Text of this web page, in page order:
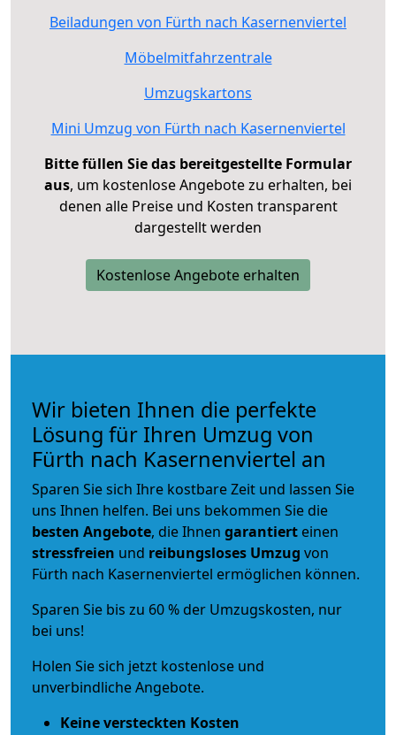
Beiladungen von Fürth nach Kasernenviertel
Möbelmitfahrzentrale
Umzugskartons
Mini Umzug von Fürth nach Kasernenviertel
Bitte füllen Sie das bereitgestellte Formular
aus, um kostenlose Angebote zu erhalten, bei
denen alle Preise und Kosten transparent
dargestellt werden
Kostenlose Angebote erhalten
Wir bieten Ihnen die perfekte
Lösung für Ihren Umzug von
Fürth nach Kasernenviertel an
Sparen Sie sich Ihre kostbare Zeit und lassen Sie
uns Ihnen helfen. Bei uns bekommen Sie die
besten Angebote, die Ihnen garantiert einen
stressfreien und reibungsloses Umzug von
Fürth nach Kasernenviertel ermöglichen können.
Sparen Sie bis zu 60 % der Umzugskosten, nur
bei uns!
Holen Sie sich jetzt kostenlose und
unverbindliche Angebote.
Keine versteckten Kosten